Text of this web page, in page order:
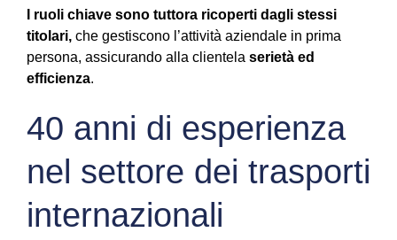
I ruoli chiave sono tuttora ricoperti dagli stessi
titolari, che gestiscono l’attività aziendale in prima
persona, assicurando alla clientela serietà ed
efficienza.
40 anni di esperienza
nel settore dei trasporti
internazionali